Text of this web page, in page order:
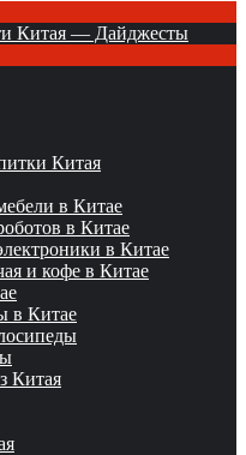
Китая — Дайджесты
Китая
в Китае
в Китае
в Китае
и кофе в Китае
в Китае
Китая